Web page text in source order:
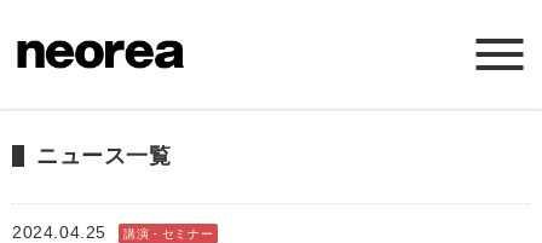
ニュース
ニュース一覧
2024.04.25 講演・セミナー